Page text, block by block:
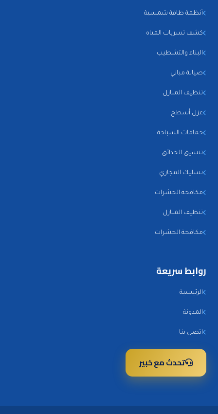
أنظمة طاقة شمسية
كشف تسربات المياه
البناء والتشطيب
صيانة مباني
تنظيف المنازل
عزل أسطح
حمامات السباحة
تنسيق الحدائق
تسليك المجاري
مكافحة الحشرات
تنظيف المنازل
مكافحة الحشرات
روابط سريعة
الرئيسية
المدونة
اتصل بنا
تحدث مع خبير